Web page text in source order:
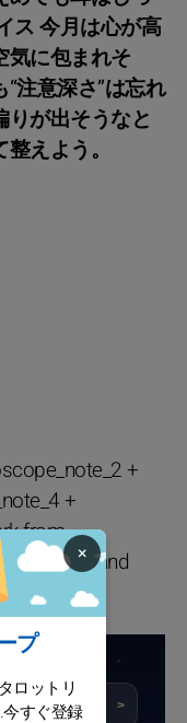
ス 今月は心が高
気に包まれそ
注意深さ”は忘れ
が出そうなと
えよう。
+
+
from
= 1 and
コープ
★★★☆☆ >
×
プ
ロットリ
すぐ登録